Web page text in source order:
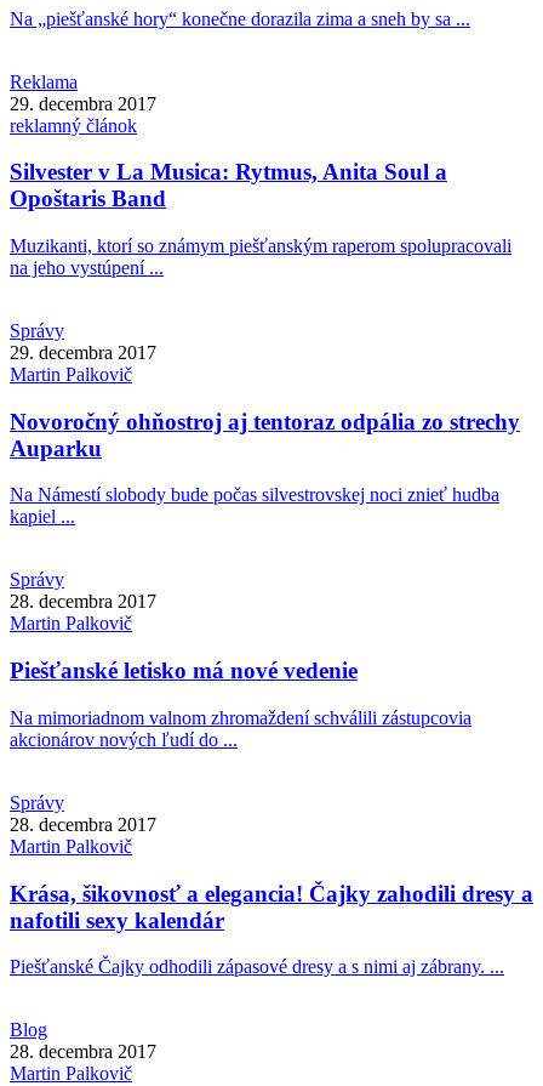
Na „piešťanské hory“ konečne dorazila zima a sneh by sa ...
Reklama
29. decembra 2017
reklamný článok
Silvester v La Musica: Rytmus, Anita Soul a
Opoštaris Band
Muzikanti, ktorí so známym piešťanským raperom spolupracovali
na jeho vystúpení ...
Správy
29. decembra 2017
Martin Palkovič
Novoročný ohňostroj aj tentoraz odpália zo strechy
Auparku
Na Námestí slobody bude počas silvestrovskej noci znieť hudba
kapiel ...
Správy
28. decembra 2017
Martin Palkovič
Piešťanské letisko má nové vedenie
Na mimoriadnom valnom zhromaždení schválili zástupcovia
akcionárov nových ľudí do ...
Správy
28. decembra 2017
Martin Palkovič
Krása, šikovnosť a elegancia! Čajky zahodili dresy a
nafotili sexy kalendár
Piešťanské Čajky odhodili zápasové dresy a s nimi aj zábrany. ...
Blog
28. decembra 2017
Martin Palkovič